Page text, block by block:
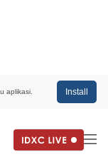
aplikasi. Install